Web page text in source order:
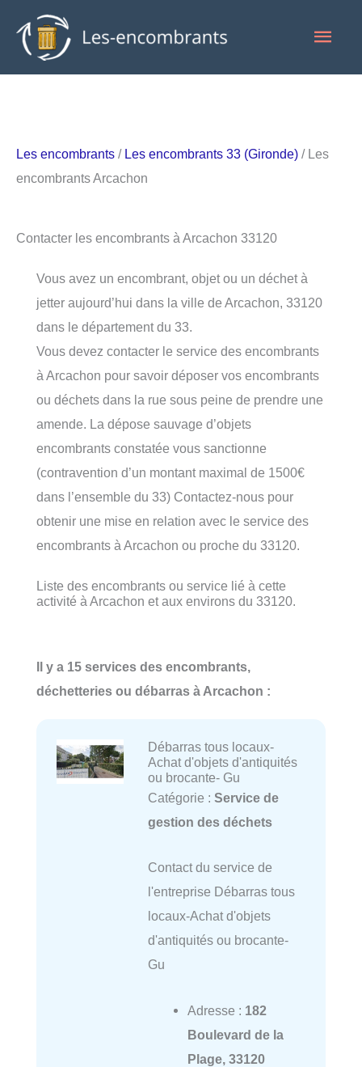
contenu
Les encombrants / Les encombrants 33 (Gironde) / Les
encombrants Arcachon
Contacter les encombrants à Arcachon 33120
Vous avez un encombrant, objet ou un déchet à
jetter aujourd’hui dans la ville de Arcachon, 33120
dans le département du 33.
Vous devez contacter le service des encombrants
à Arcachon pour savoir déposer vos encombrants
ou déchets dans la rue sous peine de prendre une
amende. La dépose sauvage d’objets
encombrants constatée vous sanctionne
(contravention d’un montant maximal de 1500€
dans l’ensemble du 33) Contactez-nous pour
obtenir une mise en relation avec le service des
encombrants à Arcachon ou proche du 33120.
Liste des encombrants ou service lié à cette
activité à Arcachon et aux environs du 33120.
Il y a 15 services des encombrants,
déchetteries ou débarras à Arcachon :
Débarras tous locaux-
Achat d'objets d'antiquités
ou brocante- Gu
Catégorie : Service de
gestion des déchets
Contact du service de
l'entreprise Débarras tous
locaux-Achat d'objets
d'antiquités ou brocante-
Gu
Adresse : 182
Boulevard de la
Plage, 33120